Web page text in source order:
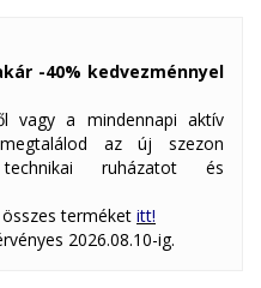
-40% kedvezménnyel
vagy a mindennapi aktív
az új szezon
technikai ruházatot és
terméket itt!
2026.08.10-ig.